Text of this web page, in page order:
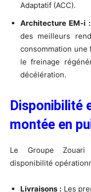
Adaptatif (ACC).
Architecture EM-i :
des meilleurs
consommation une
le freinage
décélération.
Disponibilité
montée en
Le Groupe Zouari
disponibilité
Livraisons :Les